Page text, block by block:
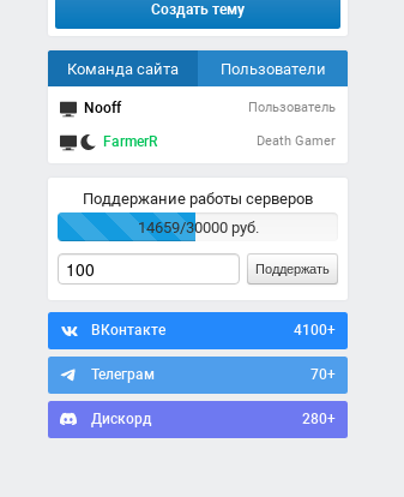
Создать тему
Команда сайта Пользователи
Nooff Пользователь
FarmerR Death Gamer
Поддержание работы серверов
14659/30000 руб.
Поддержать
ВКонтакте 4100+
Телеграм 70+
Дискорд 280+